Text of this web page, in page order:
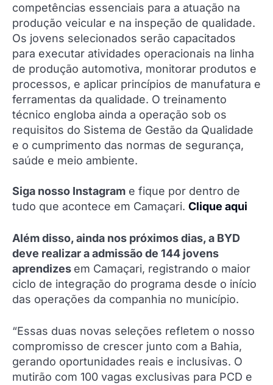
competências essenciais para a atuação na
produção veicular e na inspeção de qualidade.
Os jovens selecionados serão capacitados
para executar atividades operacionais na linha
de produção automotiva, monitorar produtos e
processos, e aplicar princípios de manufatura e
ferramentas da qualidade. O treinamento
técnico engloba ainda a operação sob os
requisitos do Sistema de Gestão da Qualidade
e o cumprimento das normas de segurança,
saúde e meio ambiente.
Siga nosso Instagram e fique por dentro de
tudo que acontece em Camaçari. Clique aqui
Além disso, ainda nos próximos dias, a BYD
deve realizar a admissão de 144 jovens
aprendizes em Camaçari, registrando o maior
ciclo de integração do programa desde o início
das operações da companhia no município.
“Essas duas novas seleções refletem o nosso
compromisso de crescer junto com a Bahia,
gerando oportunidades reais e inclusivas. O
mutirão com 100 vagas exclusivas para PCD e